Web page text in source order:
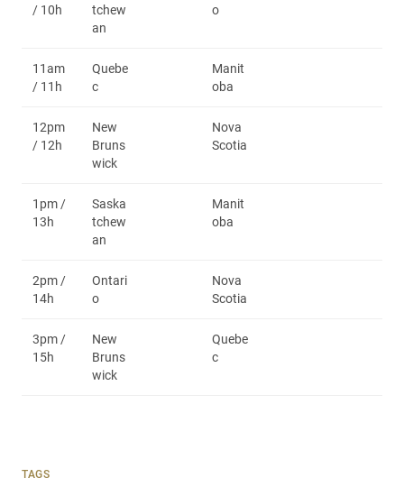
/ 10h
tchew
an
o
11am
/ 11h
Quebe
c
Manit
oba
12pm
/ 12h
New
Bruns
wick
Nova
Scotia
1pm /
13h
Saska
tchew
an
Manit
oba
2pm /
14h
Ontari
o
Nova
Scotia
3pm /
15h
New
Bruns
wick
Quebe
c
TAGS